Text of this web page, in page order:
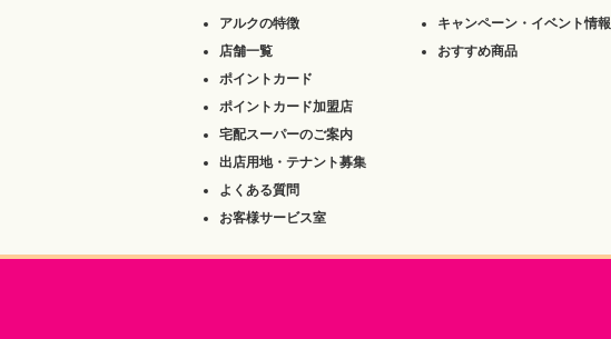
アルクの特徴
店舗一覧
ポイントカード
ポイントカード加盟店
宅配スーパーのご案内
出店用地・テナント募集
よくある質問
お客様サービス室
キャンペーン・イベント情報
おすすめ商品